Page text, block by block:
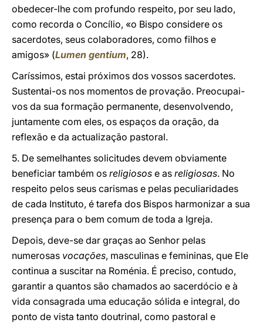
obedecer-lhe com profundo respeito, por seu lado,
como recorda o Concílio, «o Bispo considere os
sacerdotes, seus colaboradores, como filhos e
amigos» (Lumen gentium, 28).
Caríssimos, estai próximos dos vossos sacerdotes.
Sustentai-os nos momentos de provação. Preocupai-
vos da sua formação permanente, desenvolvendo,
juntamente com eles, os espaços da oração, da
reflexão e da actualização pastoral.
5. De semelhantes solicitudes devem obviamente
beneficiar também os religiosos e as religiosas. No
respeito pelos seus carismas e pelas peculiaridades
de cada Instituto, é tarefa dos Bispos harmonizar a sua
presença para o bem comum de toda a Igreja.
Depois, deve-se dar graças ao Senhor pelas
numerosas vocações, masculinas e femininas, que Ele
continua a suscitar na Roménia. É preciso, contudo,
garantir a quantos são chamados ao sacerdócio e à
vida consagrada uma educação sólida e integral, do
ponto de vista tanto doutrinal, como pastoral e